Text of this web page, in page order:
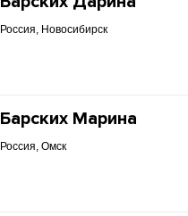
Россия, Новосибирск
Барских Марина
Россия, Омск